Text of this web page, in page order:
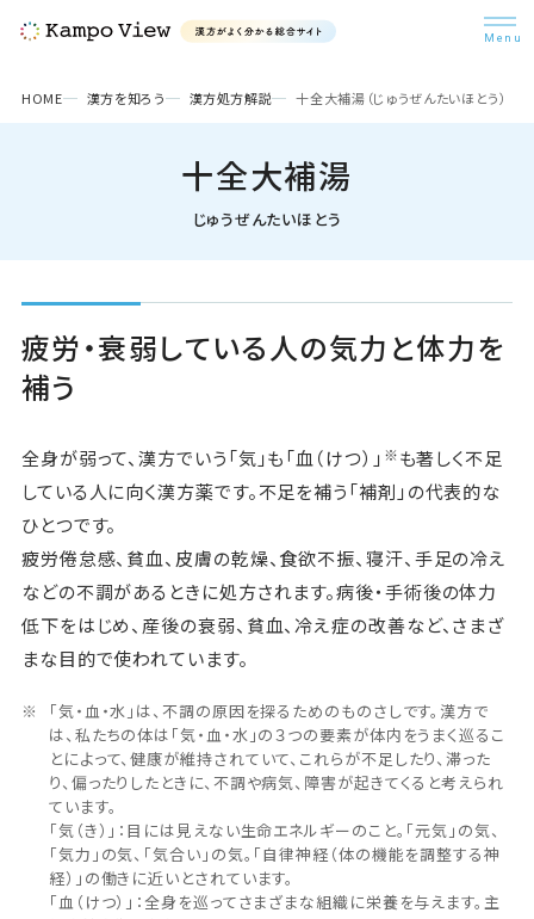
検索
漢方を知ろう
漢方コラム
病院・医師検索
Pick Up
ニュース
HOME 漢方を知ろう 漢方処方解説 十全大補湯（じゅうぜんたいほとう）
十全大補湯
じゅうぜんたいほとう
疲労・衰弱している人の気力と体力を
補う
全身が弱って、漢方でいう「気」も「血（けつ）」 ※も著しく不足
している人に向く漢方薬です。不足を補う「補剤」の代表的な
ひとつです。
疲労倦怠感、貧血、皮膚の乾燥、食欲不振、寝汗、手足の冷え
などの不調があるときに処方されます。病後・手術後の体力
低下をはじめ、産後の衰弱、貧血、冷え症の改善など、さまざ
まな目的で使われています。
「気・血・水」は、不調の原因を探るためのものさしです。漢方で
は、私たちの体は「気・血・水」の３つの要素が体内をうまく巡るこ
とによって、健康が維持されていて、これらが不足したり、滞った
り、偏ったりしたときに、不調や病気、障害が起きてくると考えられ
ています。
「気（き）」：目には見えない生命エネルギーのこと。「元気」の気、
「気力」の気、「気合い」の気。「自律神経（体の機能を調整する神
経）」の働きに近いとされています。
「血（けつ）」：全身を巡ってさまざまな組織に栄養を与えます。主